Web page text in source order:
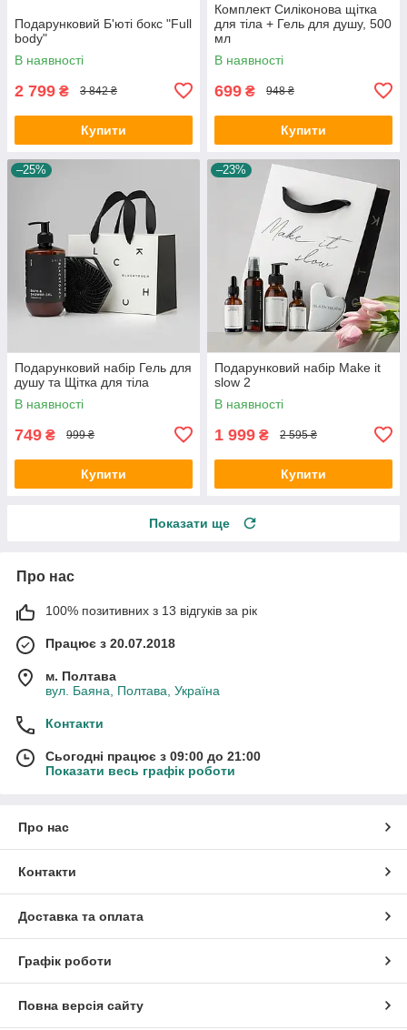
Подарунковий Б'юті бокс "Full
body"
В наявності
2 799 ₴ 3 842 ₴
Купити
Комплект Силіконова щітка
для тіла + Гель для душу, 500
мл
В наявності
699 ₴ 948 ₴
Купити
–25%
Подарунковий набір Гель для
душу та Щітка для тіла
В наявності
749 ₴ 999 ₴
Купити
–23%
Подарунковий набір Make it
slow 2
В наявності
1 999 ₴ 2 595 ₴
Купити
Показати ще
Про нас
100% позитивних з 13 відгуків за рік
Працює з 20.07.2018
м. Полтава
вул. Баяна, Полтава, Україна
Контакти
Сьогодні працює з 09:00 до 21:00
Показати весь графік роботи
Про нас
Контакти
Доставка та оплата
Графік роботи
Повна версія сайту